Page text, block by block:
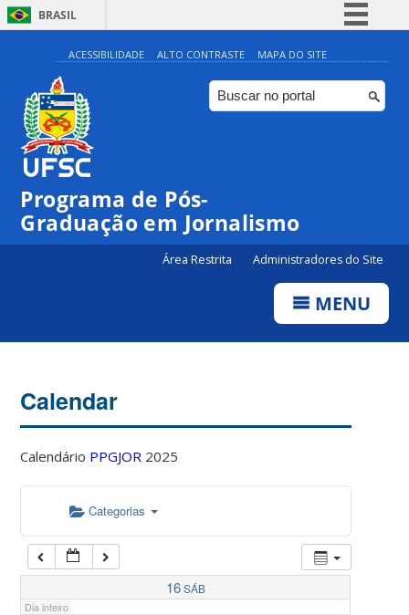
BRASIL
Simplifique!
Comunica BR
Participe
ACESSIBILIDADE ALTO CONTRASTE MAPA DO SITE
Programa de Pós-
Graduação em Jornalismo
Área Restrita Administradores do Site
MENU
Calendar
Calendário PPGJOR 2025
Categorias
16SÁB
Dia inteiro
04:00
05:00
07:00